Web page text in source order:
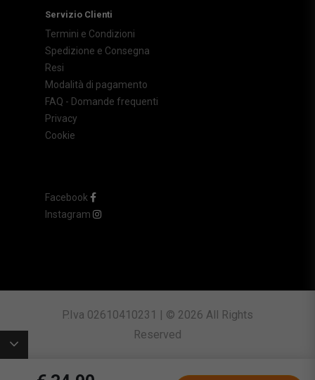
Servizio Clienti
Termini e Condizioni
Spedizione e Consegna
Resi
Modalità di pagamento
FAQ - Domande frequenti
Privacy
Cookie
Facebook
Instagram
P.Iva 02610410231 | © 2026 All Rights
Reserved